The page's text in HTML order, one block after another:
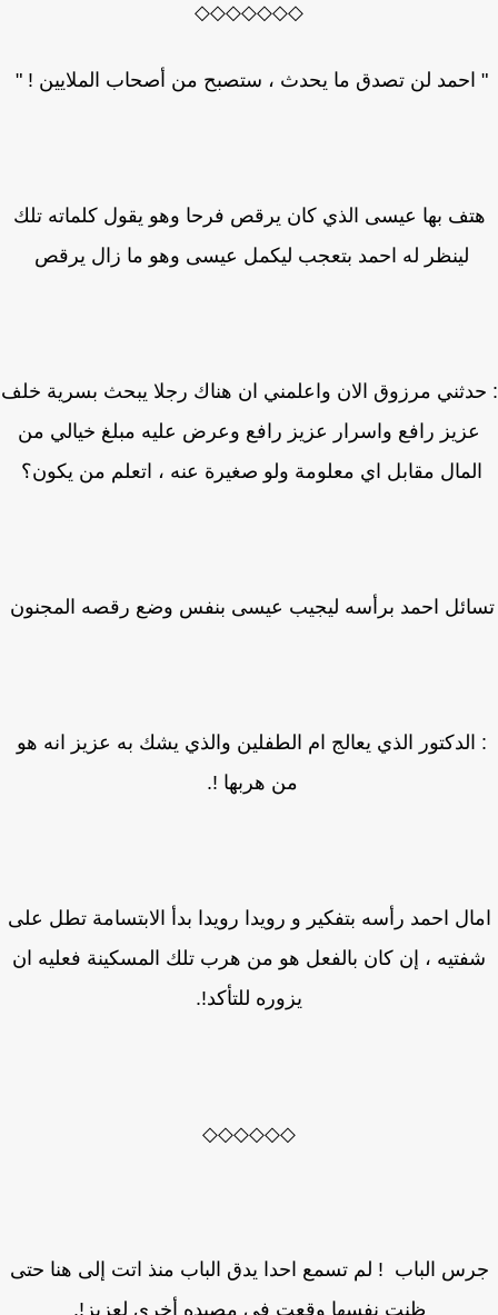
◇◇◇◇◇◇◇
لن تصدق ما يحدث ، ستصبح من أصحاب الملايين ! "
بها عيسى الذي كان يرقص فرحا وهو يقول كلماته تلك
لينظر له احمد بتعجب ليكمل عيسى وهو ما زال يرقص
مرزوق الان واعلمني ان هناك رجلا يبحث بسرية خلف
رافع واسرار عزيز رافع وعرض عليه مبلغ خيالي من
مقابل اي معلومة ولو صغيرة عنه ، اتعلم من يكون؟
احمد برأسه ليجيب عيسى بنفس وضع رقصه المجنون
الذي يعالج ام الطفلين والذي يشك به عزيز انه هو
من هربها !.
احمد رأسه بتفكير و رويدا رويدا بدأ الابتسامة تطل على
، إن كان بالفعل هو من هرب تلك المسكينة فعليه ان
يزوره للتأكد!.
◇◇◇◇◇◇
الباب ! لم تسمع احدا يدق الباب منذ اتت إلى هنا حتى
ظنت نفسها وقعت في مصيده أخرى لعزيز!.